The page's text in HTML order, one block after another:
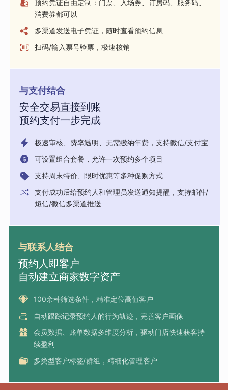
预约凭证自由定制：门票、入场券、订房码、服务码、
消费券都可以
多渠道发送电子凭证，随时查看预约信息
扫码/输入票号验票，极速核销
与支付结合
安全交易直接到账
预约支付一步完成
极速审核、费率透明、无需缴纳年费，支持微信/支付宝
可设置组合套餐，允许一次预约多个项目
支持周末特价、限时优惠等多种促购方式
支付成功后给预约人和管理员发送通知提醒，支持邮件/
短信/微信多渠道推送
与联系人结合
预约人即客户
自动建立商家数字资产
100余种筛选条件，精准定位高值客户
自动跟踪记录预约人的行为轨迹，完善客户画像
会员数据、账单数据多维度分析，驱动门店快速获客持
续盈利
多类型客户标签/群组，精细化管理客户